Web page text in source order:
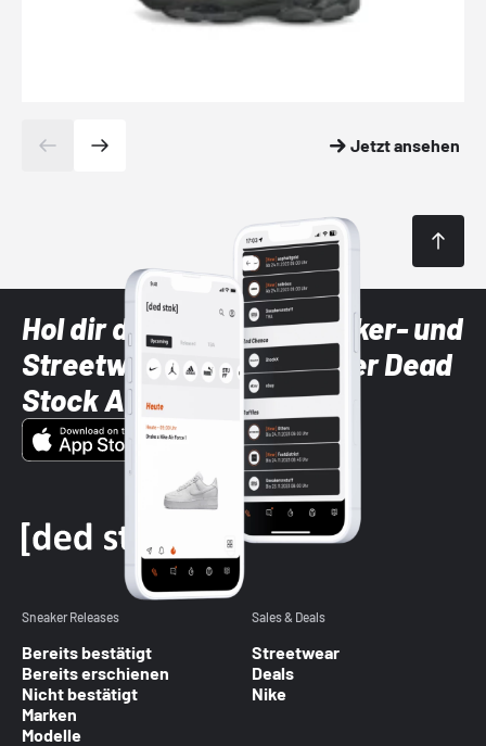
Jetzt ansehen
Hol dir die neuesten Sneaker- und
Streetwear-Brands mit der Dead
Stock App
Sneaker Releases
Bereits bestätigt
Bereits erschienen
Nicht bestätigt
Marken
Modelle
Sales & Deals
Streetwear
Deals
Nike